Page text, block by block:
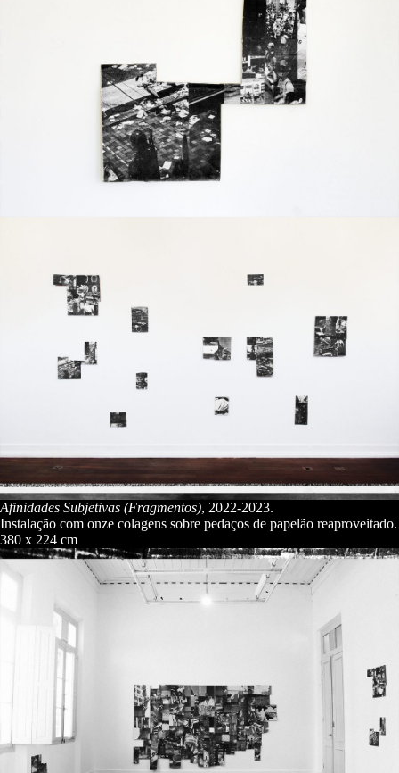
Afinidades Subjetivas (Fragmentos), 2022-2023.
Instalação com onze colagens sobre pedaços de papelão reaproveitado.
380 x 224 cm